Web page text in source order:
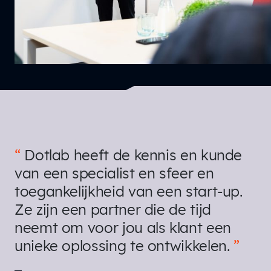
Dotlab heeft de kennis en kunde
van een specialist en sfeer en
toegankelijkheid van een start-up.
Ze zijn een partner die de tijd
neemt om voor jou als klant een
unieke oplossing te ontwikkelen.